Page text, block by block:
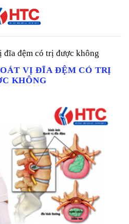
đĩa đệm có trị được không
VỊ ĐĨA ĐỆM CÓ TRỊ
KHÔNG